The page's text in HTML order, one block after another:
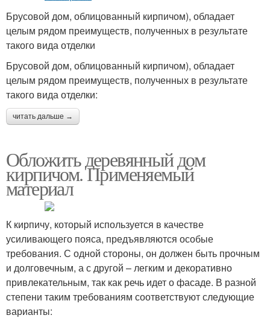
Брусовой дом, облицованный кирпичом), обладает
целым рядом преимуществ, полученных в результате
такого вида отделки
Брусовой дом, облицованный кирпичом), обладает
целым рядом преимуществ, полученных в результате
такого вида отделки:
читать дальше →
Обложить деревянный дом
кирпичом. Применяемый
материал
К кирпичу, который используется в качестве
усиливающего пояса, предъявляются особые
требования. С одной стороны, он должен быть прочным
и долговечным, а с другой – легким и декоративно
привлекательным, так как речь идет о фасаде. В разной
степени таким требованиям соответствуют следующие
варианты: